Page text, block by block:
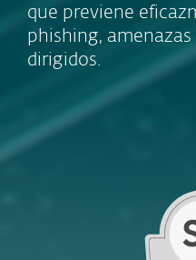
que previene
phishing,
dirigidos.